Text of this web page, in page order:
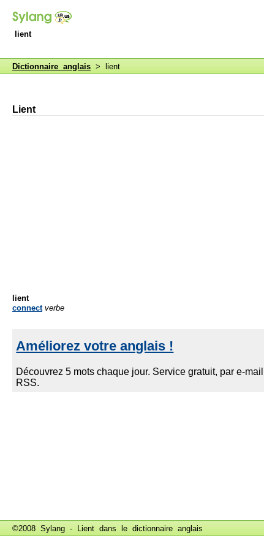
lient
Dictionnaire anglais > lient
Lient
lient
connect verbe
©2008 Sylang - Lient dans le dictionnaire anglais